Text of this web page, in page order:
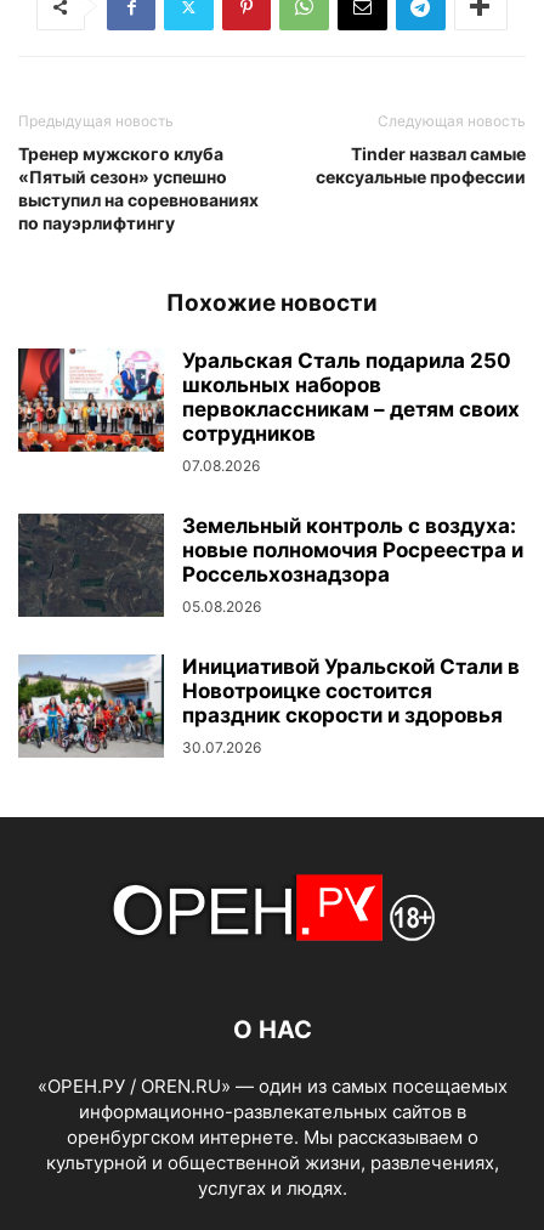
Предыдущая новость
Тренер мужского клуба
«Пятый сезон» успешно
выступил на соревнованиях
по пауэрлифтингу
Следующая новость
Tinder назвал самые
сексуальные профессии
Похожие новости
Уральская Сталь подарила 250
школьных наборов
первоклассникам – детям своих
сотрудников
07.08.2026
Земельный контроль с воздуха:
новые полномочия Росреестра и
Россельхознадзора
05.08.2026
Инициативой Уральской Стали в
Новотроицке состоится
праздник скорости и здоровья
30.07.2026
О НАС
«ОРЕН.РУ / OREN.RU» — один из самых посещаемых
информационно-развлекательных сайтов в
оренбургском интернете. Мы рассказываем о
культурной и общественной жизни, развлечениях,
услугах и людях.